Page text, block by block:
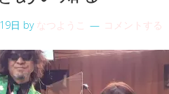
日 by なつようこ コメントする